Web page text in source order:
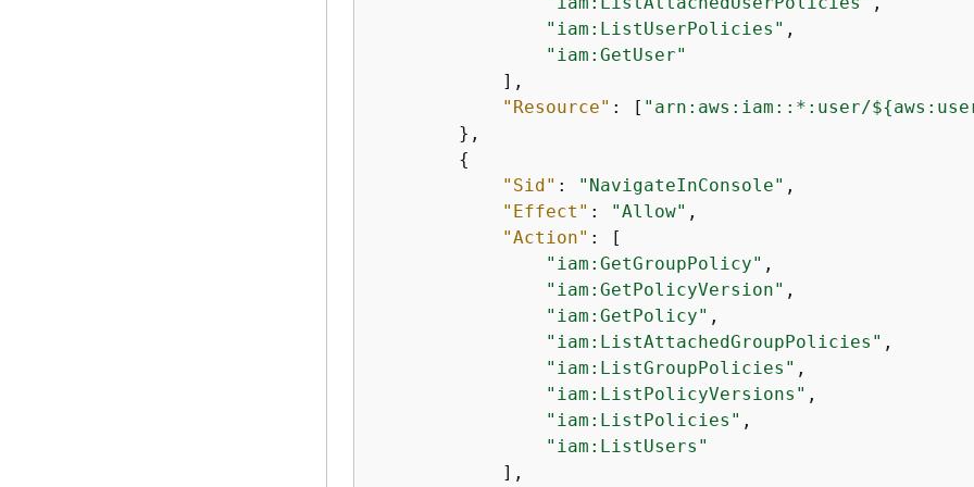
"iam:ListUserPolicies" ,
"iam:GetUser"
            ],
"Resource" : [ "arn:aws:iam::*:user/${
        },
{
"Sid" : "NavigateInConsole" ,
"Effect" : "Allow" ,
"Action" : [
"iam:GetGroupPolicy" ,
"iam:GetPolicyVersion" ,
"iam:GetPolicy" ,
"iam:ListAttachedGroupPolicies" ,
"iam:ListGroupPolicies" ,
"iam:ListPolicyVersions" ,
"iam:ListPolicies" ,
"iam:ListUsers"
            ],